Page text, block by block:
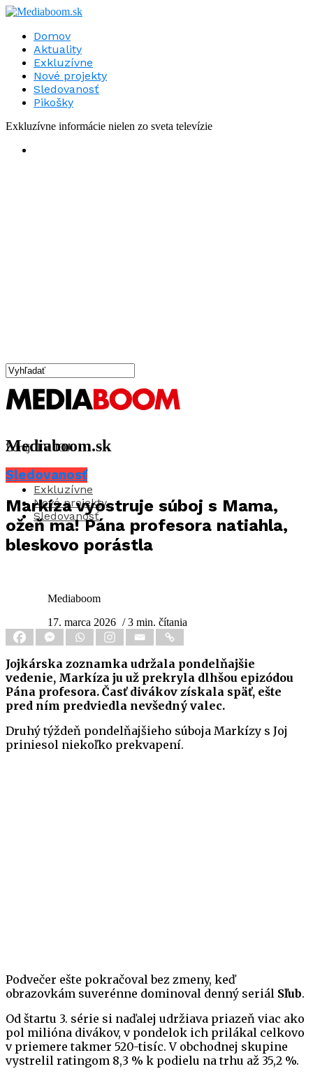
Domov
Aktuality
Exkluzívne
Nové projekty
Sledovanosť
Pikošky
Exkluzívne informácie nielen zo sveta televízie
Mediaboom.sk
Aktuality
Exkluzívne
Nové projekty
Sledovanosť
Zdroj: TV JOJ
Sledovanosť
Markíza vyostruje súboj s Mama,
ožeň ma! Pána profesora natiahla,
bleskovo porástla
Mediaboom
17. marca 2026 / 3 min. čítania
Jojkárska zoznamka udržala pondelňajšie
vedenie, Markíza ju už prekryla dlhšou epizódou
Pána profesora. Časť divákov získala späť, ešte
pred ním predviedla nevšedný valec.
Druhý týždeň pondelňajšieho súboja Markízy s Joj
priniesol niekoľko prekvapení.
Podvečer ešte pokračoval bez zmeny, keď
obrazovkám suverénne dominoval denný seriál Sľub.
Od štartu 3. série si naďalej udržiava priazeň viac ako
pol milióna divákov, v pondelok ich prilákal celkovo
v priemere takmer 520-tisíc. V obchodnej skupine
vystrelil ratingom 8,3 % k podielu na trhu až 35,2 %.